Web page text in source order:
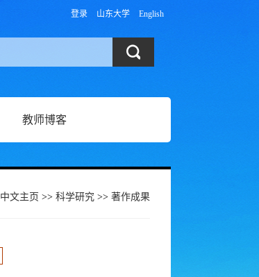
登录 山东大学 English
教师博客
中文主页 >> 科学研究 >> 著作成果